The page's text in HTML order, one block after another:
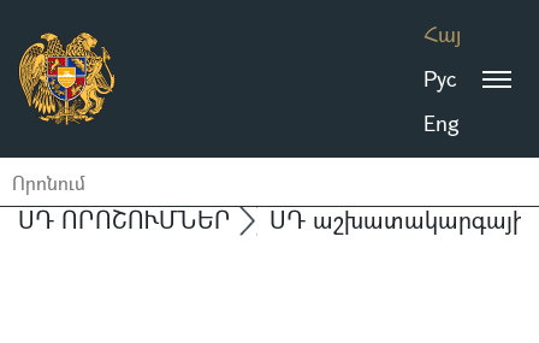
Հայ
Рус
Eng
ՍԴ ՈՐՈՇՈՒՄՆԵՐ ՍԴ աշխատակարգային